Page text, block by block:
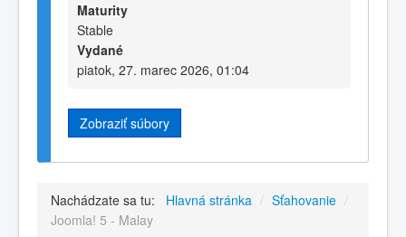
Maturity
Stable
Vydané
piatok, 27. marec 2026, 01:04
Zobraziť súbory
Nachádzate sa tu: Hlavná stránka / Sťahovanie /
Joomla! 5 - Malay